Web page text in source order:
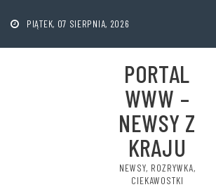
contentPIĄTEK, 07 SIERPNIA, 2026
PORTAL
WWW –
NEWSY Z
KRAJU
NEWSY, ROZRYWKA,
CIEKAWOSTKI